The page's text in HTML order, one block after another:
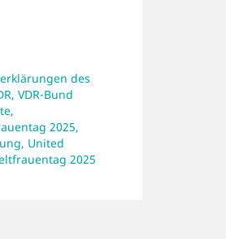
des
, VDR-Bund
,
2025,
, United
2025